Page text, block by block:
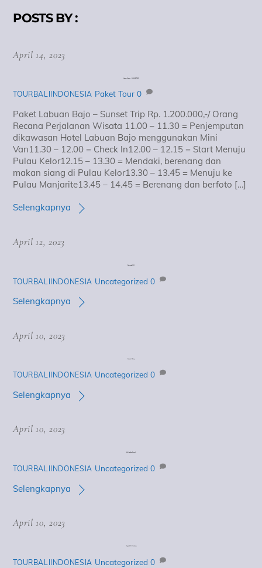
POSTS BY :
April 14, 2023
TOURBALIINDONESIA Paket Tour 0
Paket Labuan Bajo – Sunset Trip Rp. 1.200.000,-/ Orang
Recana Perjalanan Wisata 11.00 – 11.30 = Penjemputan
dikawasan Hotel Labuan Bajo menggunakan Mini
Van11.30 – 12.00 = Check In12.00 – 12.15 = Start Menuju
Pulau Kelor12.15 – 13.30 = Mendaki, berenang dan
makan siang di Pulau Kelor13.30 – 13.45 = Menuju ke
Pulau Manjarite13.45 – 14.45 = Berenang dan berfoto […]
Selengkapnya
April 12, 2023
Paluang Cliff
TOURBALIINDONESIA Uncategorized 0
Selengkapnya
April 10, 2023
Crystal Bay
TOURBALIINDONESIA Uncategorized 0
Selengkapnya
April 10, 2023
Kelingking Beach
TOURBALIINDONESIA Uncategorized 0
Selengkapnya
April 10, 2023
Angel’s Billabong
TOURBALIINDONESIA Uncategorized 0